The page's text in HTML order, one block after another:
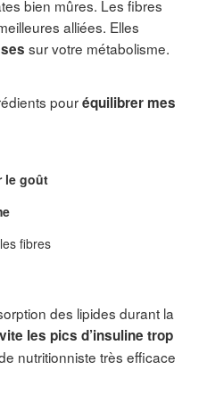
bien mûres. Les fibres
alliées. Elles
sur votre métabolisme.
pouréquilibrer mes
le goût
fibres
des lipides durant la
les pics d’insuline trop
nutritionniste très efficace